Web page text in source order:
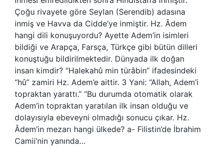
Çoğu rivayete göre Seylan (Serendib) adasına
inmiş ve Havva da Cidde’ye inmiştir. Hz. Âdem
hangi dili konuşuyordu? Ayette Adem’in isimleri
bildiği ve Arapça, Farsça, Türkçe gibi bütün dilleri
konuştuğu bildirilmektedir. Dünyada ilk doğan
insan kimdir? “Halekahû min türâbin” ifadesindeki
“hû” zamiri Hz. Adem’e aittir. 3 Yani: “Allah, Adem’i
topraktan yarattı.” “Bu durumda otomatik olarak
Adem’in topraktan yaratılan ilk insan olduğu ve
dolayısıyla ebeveyni olmadığı sonucu çıkar. Hz.
Âdem’in mezarı hangi ülkede? a- Filistin’de İbrahim
Camii’nin yanında…